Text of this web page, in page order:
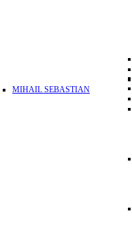
MIHAIL SEBASTIAN